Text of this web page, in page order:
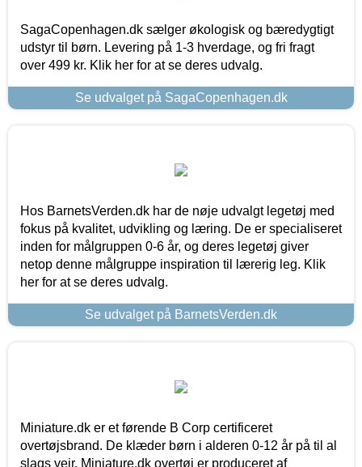
SagaCopenhagen.dk sælger økologisk og bæredygtigt
udstyr til børn. Levering på 1-3 hverdage, og fri fragt
over 499 kr. Klik her for at se deres udvalg.
Se udvalget på SagaCopenhagen.dk
Hos BarnetsVerden.dk har de nøje udvalgt legetøj med
fokus på kvalitet, udvikling og læring. De er specialiseret
inden for målgruppen 0-6 år, og deres legetøj giver
netop denne målgruppe inspiration til lærerig leg. Klik
her for at se deres udvalg.
Se udvalget på BarnetsVerden.dk
Miniature.dk er et førende B Corp certificeret
overtøjsbrand. De klæder børn i alderen 0-12 år på til al
slags vejr. Miniature.dk overtøj er produceret af